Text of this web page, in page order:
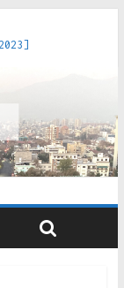
[2020]
[2019]
Obrero en